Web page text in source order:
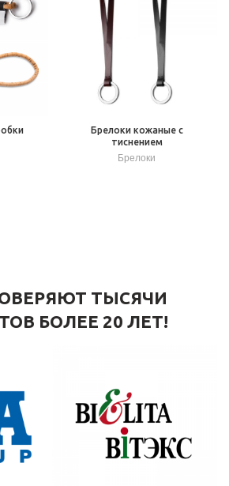
Брелоки кожаные с
тиснением
Брелоки
ТЫСЯЧИ
БОЛЕЕ 20 ЛЕТ!